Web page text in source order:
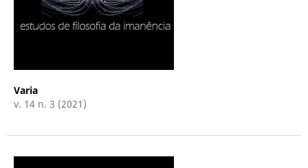
Varia
v. 14 n. 3 (2021)